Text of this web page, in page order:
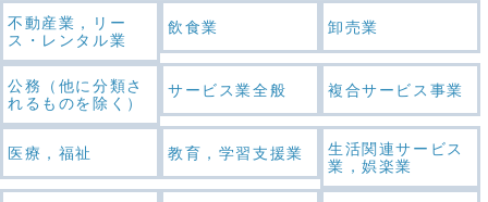
不動産業，リー
ス・レンタル業
飲食業 卸売業
公務（他に分類さ
れるものを除く）
サービス業全般 複合サービス事業
医療，福祉 教育，学習支援業
生活関連サービス
業，娯楽業